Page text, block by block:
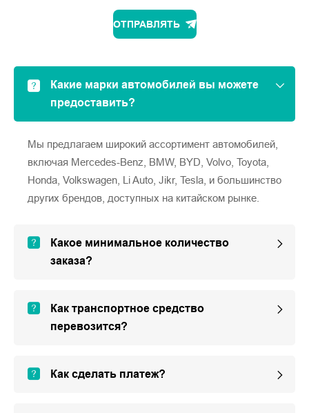
ОТПРАВЛЯТЬ
Какие марки автомобилей вы можете
предоставить?
Мы предлагаем широкий ассортимент автомобилей,
включая Mercedes-Benz, BMW, BYD, Volvo, Toyota,
Honda, Volkswagen, Li Auto, Jikr, Tesla, и большинство
других брендов, доступных на китайском рынке.
Какое минимальное количество
заказа?
Как транспортное средство
перевозится?
Как сделать платеж?